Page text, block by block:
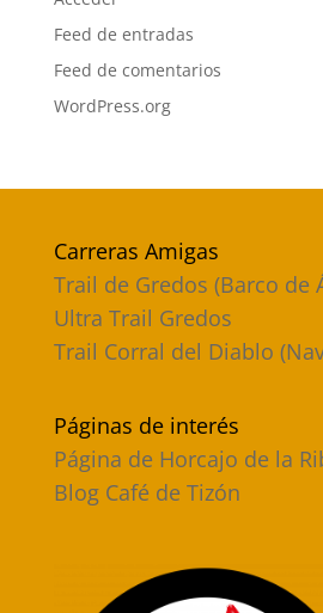
Feed de entradas
Feed de comentarios
WordPress.org
Carreras Amigas
Trail de Gredos (Barco de
Ultra Trail Gredos
Trail Corral del Diablo
Páginas de interés
Página de Horcajo de la
Blog Café de Tizón